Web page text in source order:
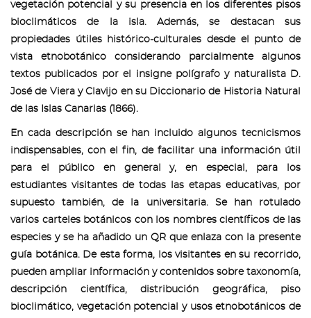
vegetación potencial y su presencia en los diferentes pisos
bioclimáticos de la isla. Además, se destacan sus
propiedades útiles histórico-culturales desde el punto de
vista etnobotánico considerando parcialmente algunos
textos publicados por el insigne polígrafo y naturalista D.
José de Viera y Clavijo en su Diccionario de Historia Natural
de las Islas Canarias (1866).
En cada descripción se han incluido algunos tecnicismos
indispensables, con el fin, de facilitar una información útil
para el público en general y, en especial, para los
estudiantes visitantes de todas las etapas educativas, por
supuesto también, de la universitaria. Se han rotulado
varios carteles botánicos con los nombres científicos de las
especies y se ha añadido un QR que enlaza con la presente
guía botánica. De esta forma, los visitantes en su recorrido,
pueden ampliar información y contenidos sobre taxonomía,
descripción científica, distribución geográfica, piso
bioclimático, vegetación potencial y usos etnobotánicos de